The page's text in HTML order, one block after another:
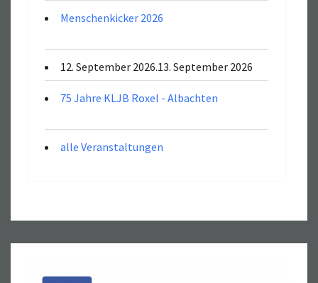
Menschenkicker 2026
12. September 2026.13. September 2026
75 Jahre KLJB Roxel - Albachten
alle Veranstaltungen